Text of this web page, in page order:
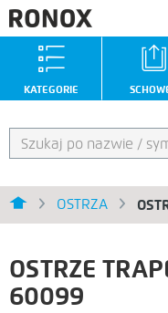
KATEGORIE
OSTRZA
OSTRZE
60099